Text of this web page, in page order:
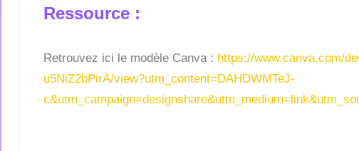
Ressource :
Retrouvez ici le modèle Canva : https://www.canva.com/
u5NiZ2bPirA/view?utm_content=DAHDWMTeJ-